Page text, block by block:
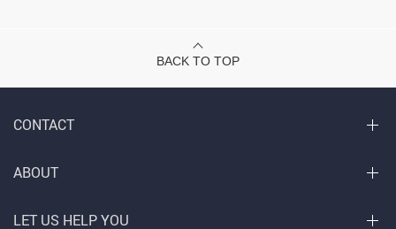
BACK TO TOP
CONTACT
ABOUT
LET US HELP YOU